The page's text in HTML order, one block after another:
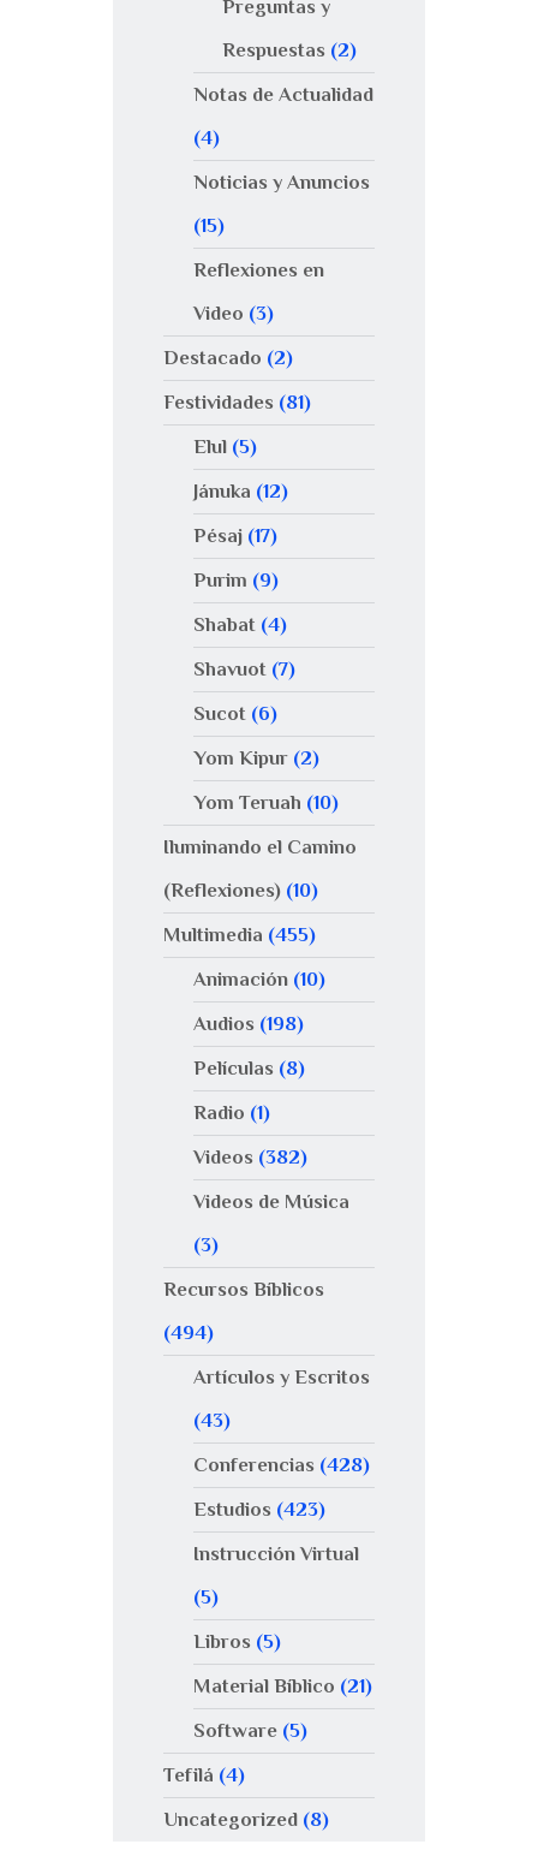
Preguntas y
Respuestas (2)
Notas de Actualidad
(4)
Noticias y Anuncios
(15)
Reflexiones en
Video (3)
Destacado (2)
Festividades (81)
Elul(5)
Jánuka (12)
Pésaj(17)
Purim (9)
Shabat(4)
Shavuot(7)
Sucot(6)
Yom Kipur(2)
Yom Teruah (10)
Iluminando el Camino
(Reflexiones) (10)
Multimedia (455)
Animación(10)
Audios (198)
Películas (8)
Radio (1)
Videos (382)
Videos de Música
(3)
Recursos Bíblicos
(494)
Artículos y Escritos
(43)
Conferencias (428)
Estudios (423)
Instrucción Virtual
(5)
Libros (5)
Material Bíblico (21)
Software(5)
Tefilá (4)
Uncategorized (8)